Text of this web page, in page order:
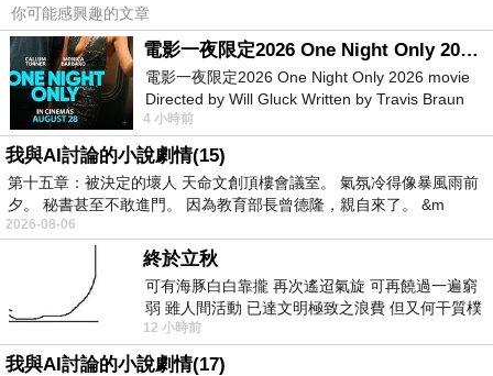
還是始終如一
吠個不停
(短視頻請點下面網址)
https://www.youtube.com/shorts/TXtD9Md2oU4
(註: 網摘圖)
上一篇：難得糊塗的昨天
下一篇：大飯糰
你可能感興趣的文章
電影一夜限定2026 One Night Only 2026 movie
電影一夜限定2026 One Night Only 2026 movie
Directed by Will Gluck Written by Travis Braun
Starring Monica Barbaro
4 小時前
我與AI討論的小說劇情(15)
第十五章：被決定的壞人 天命文創頂樓會議室。 氣氛冷得像暴風雨前
夕。 秘書甚至不敢進門。 因為教育部長曾德隆，親自來了。 &m
2026-08-06
終於立秋
可有海豚白白靠攏 再次遙迢氣旋 可再饒過一遍窮
弱 雖人間活動 已達文明極致之浪費 但又何干質樸
者 只能白白陪葬
12 小時前
我與AI討論的小說劇情(17)